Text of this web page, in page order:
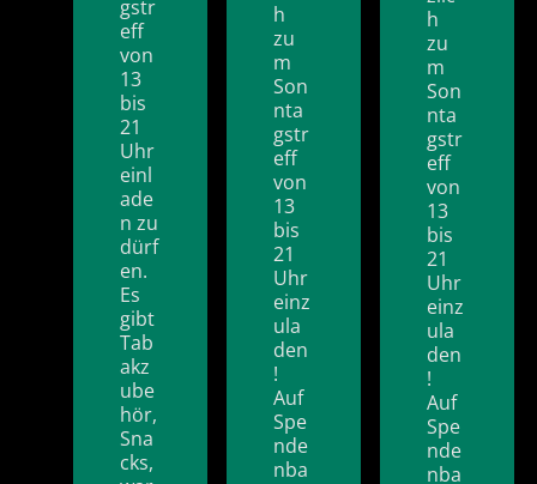
gstr
eff
von
13
bis
21
Uhr
einl
ade
n zu
dürf
en.
Es
gibt
Tab
akz
ube
hör,
Sna
cks,
h
zu
m
Son
nta
gstr
eff
von
13
bis
21
Uhr
einz
ula
den
!
Auf
Spe
nde
nba
h
zu
m
Son
nta
gstr
eff
von
13
bis
21
Uhr
einz
ula
den
!
Auf
Spe
nde
nba